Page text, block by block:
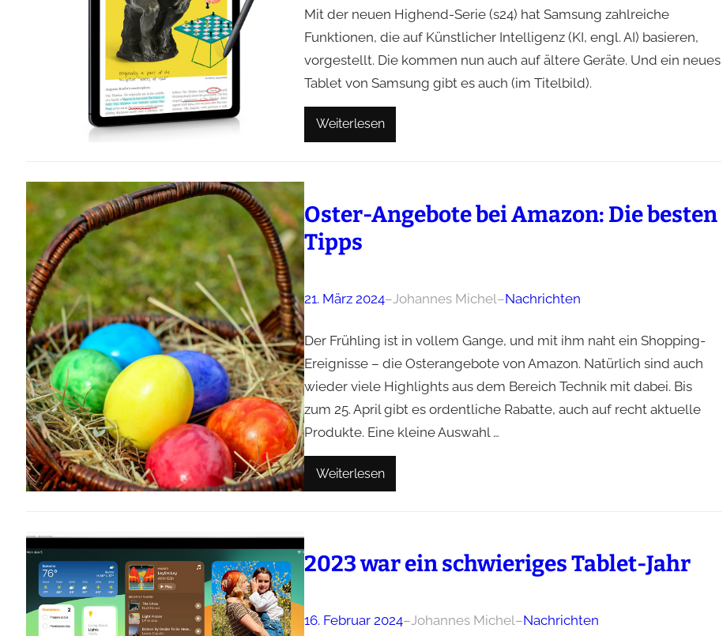
Mit der neuen Highend-Serie (s24) hat Samsung zahlreiche
Funktionen, die auf Künstlicher Intelligenz (KI, engl. AI) basieren,
vorgestellt. Die kommen nun auch auf ältere Geräte. Und ein neues
Tablet von Samsung gibt es auch (im Titelbild).
Weiterlesen
Oster-Angebote bei Amazon: Die besten
Tipps
21. März 2024–Johannes Michel–Nachrichten
Der Frühling ist in vollem Gange, und mit ihm naht ein Shopping-
Ereignisse – die Osterangebote von Amazon. Natürlich sind auch
wieder viele Highlights aus dem Bereich Technik mit dabei. Bis
zum 25. April gibt es ordentliche Rabatte, auch auf recht aktuelle
Produkte. Eine kleine Auswahl …
Weiterlesen
2023 war ein schwieriges Tablet-Jahr
16. Februar 2024–Johannes Michel–Nachrichten